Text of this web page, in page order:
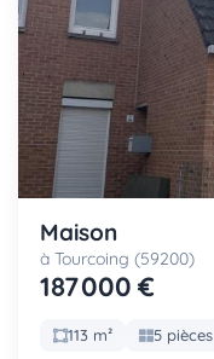
Maison
à Tourcoing (59200)
187 000 €
113 m² 5 pièces